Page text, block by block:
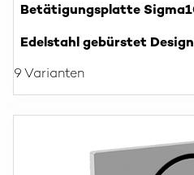
Betätigungsplatte
Edelstahl gebürstet
9 Varianten